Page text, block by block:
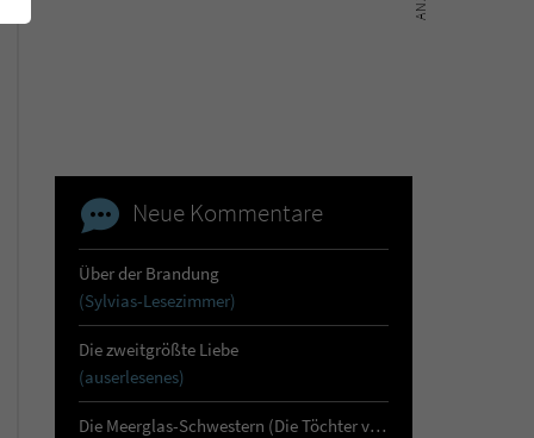
Neue Kommentare
Über der Brandung
(Sylvias-Lesezimmer)
Die zweitgrößte Liebe
(auserlesenes)
Die Meerglas-Schwestern (Die Töchter von Skara 1)